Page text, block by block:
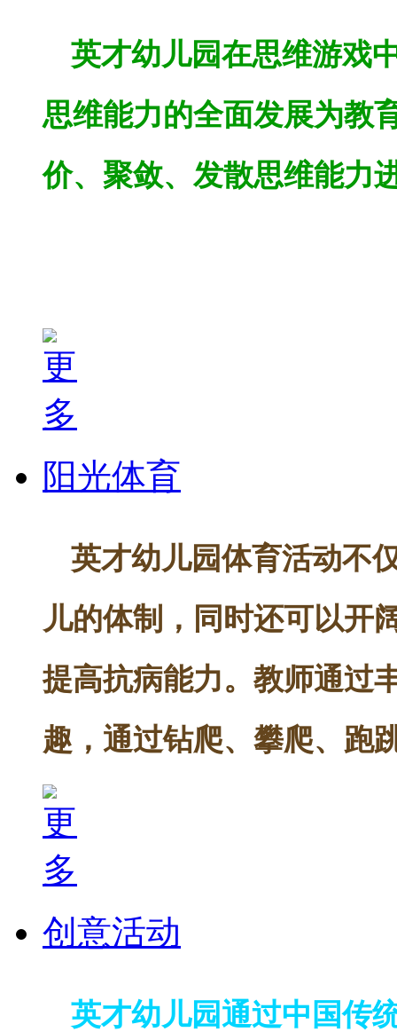
英才幼儿园在思维游戏
思维能力的全面发展为教
价、聚敛、发散思维能力
阳光体育
英才幼儿园体育活动不
儿的体制，同时还可以开
提高抗病能力。教师通过
趣，通过钻爬、攀爬、跑
创意活动
英才幼儿园通过中国传